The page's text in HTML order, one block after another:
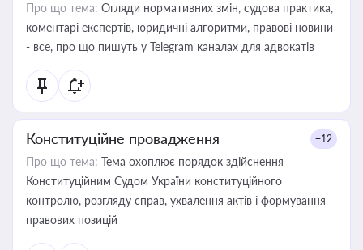
Про що тема: Огляди нормативних змін, судова практика,
коментарі експертів, юридичні алгоритми, правові новини
- все, про що пишуть у Telegram каналах для адвокатів
Конституційне провадження +12
Про що тема: Тема охоплює порядок здійснення
Конституційним Судом України конституційного
контролю, розгляду справ, ухвалення актів і формування
правових позицій